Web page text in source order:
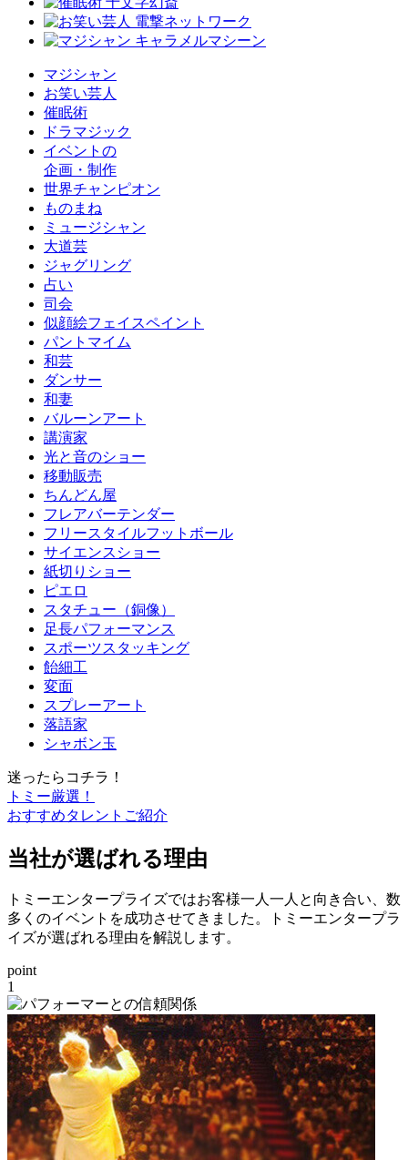
マジシャン
お笑い芸人
催眠術
ドラマジック
イベントの
企画・制作
世界チャンピオン
ものまね
ミュージシャン
大道芸
ジャグリング
占い
司会
似顔絵フェイスペイント
パントマイム
和芸
ダンサー
和妻
バルーンアート
講演家
光と音のショー
移動販売
ちんどん屋
フレアバーテンダー
フリースタイルフットボール
サイエンスショー
紙切りショー
ピエロ
スタチュー（銅像）
足長パフォーマンス
スポーツスタッキング
飴細工
変面
スプレーアート
落語家
シャボン玉
迷ったらコチラ！
トミー厳選！
おすすめタレントご紹介
当社が選ばれる理由
トミーエンタープライズではお客様一人一人と向き合い、数
多くのイベントを成功させてきました。トミーエンタープラ
イズが選ばれる理由を解説します。
point
1